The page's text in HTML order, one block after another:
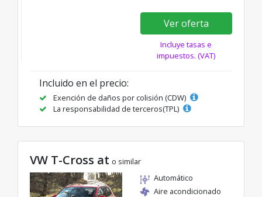
Ver oferta
Incluye tasas e
impuestos. (VAT)
Incluido en el precio:
Exención de daños por colisión (CDW)
La responsabilidad de terceros(TPL)
VW T-Cross at o similar
Automático
Aire acondicionado